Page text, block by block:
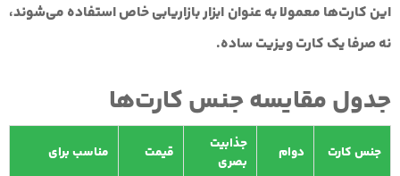
این کارت‌ها معمولا به عنوان ابزار بازاریابی خاص استفاده می‌شوند،
نه صرفا یک کارت ویزیت ساده.
جدول مقایسه جنس کارت‌ها
جنس کارت دوام
جذابیت
بصری
قیمت مناسب برای